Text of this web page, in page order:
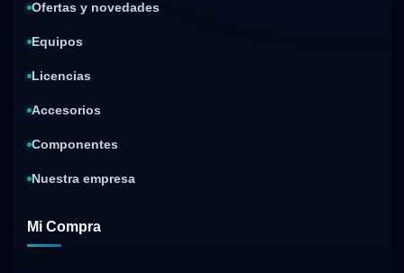
Ofertas y novedades
Equipos
Licencias
Accesorios
Componentes
Nuestra empresa
Mi Compra